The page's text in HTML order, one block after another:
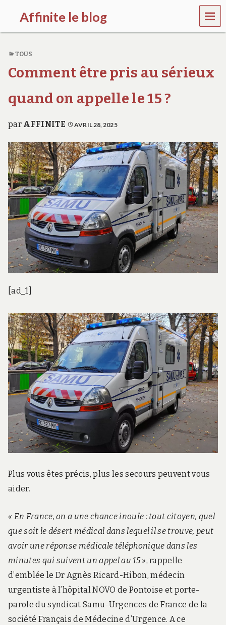
Affinite le blog
e
p
l
u
s
i
MEN
U
TOUS
Comment être pris au sérieux
quand on appelle le 15 ?
par AFFINITE AVRIL 28, 2025
[ad_1]
Plus vous êtes précis, plus les secours peuvent vous
aider.
« En France, on a une chance inouïe : tout citoyen, quel
que soit le désert médical dans lequel il se trouve, peut
avoir une réponse médicale téléphonique dans les
minutes qui suivent un appel au 15 », rappelle
d’emblée le Dr Agnès Ricard-Hibon, médecin
urgentiste à l’hôpital NOVO de Pontoise et porte-
parole du syndicat Samu-Urgences de France de la
société Français de Médecine d’Urgence. A ce